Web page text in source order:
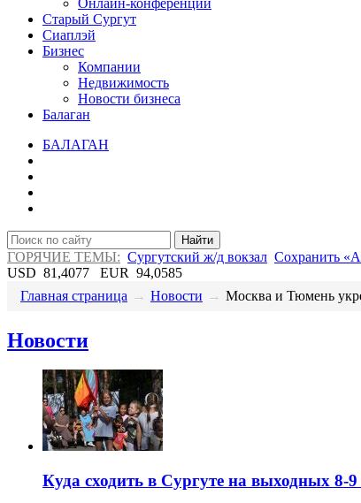
Старый Сургут
Сиаплэй
Бизнес
Компании
Недвижимость
Новости бизнеса
Балаган
БАЛАГАН
Найти
ГОРЯЧИЕ ТЕМЫ: Сургутский ж/д вокзал Сохранить
USD 81,4077 EUR 94,0585
Главная страница → Новости → ​Москва и Тюмень
Новости
​Куда сходить в Сургуте на выходных